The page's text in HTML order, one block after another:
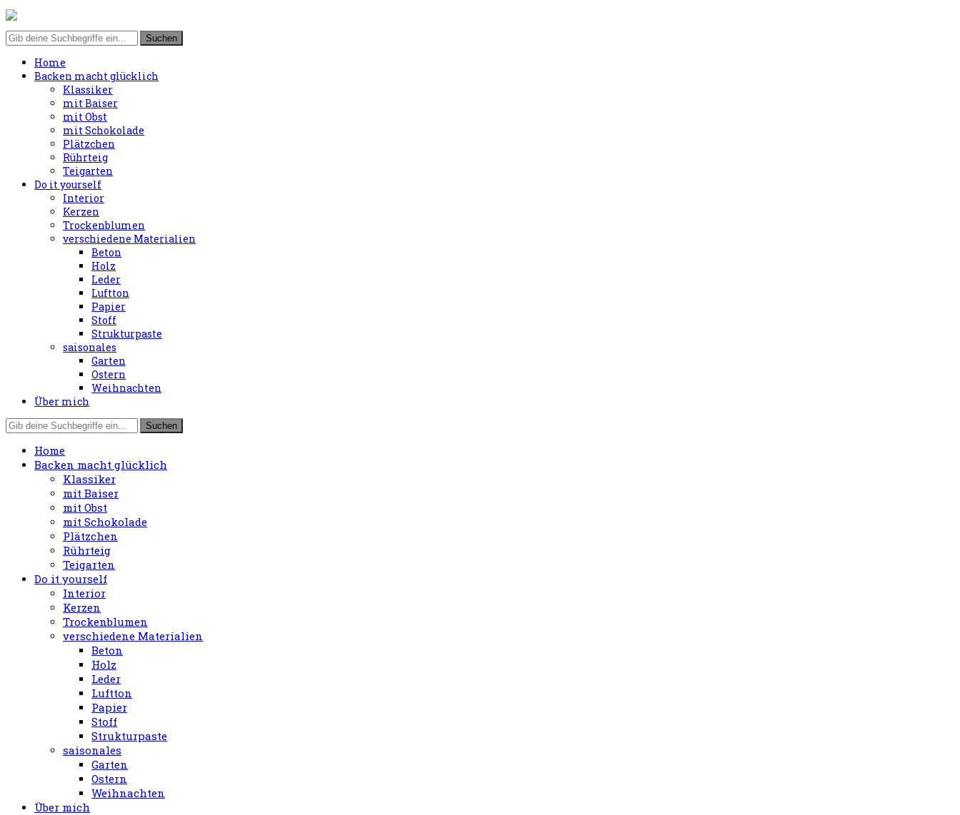
Home
Backen macht glücklich
Klassiker
mit Baiser
mit Obst
mit Schokolade
Plätzchen
Rührteig
Teigarten
Do it yourself
Interior
Kerzen
Trockenblumen
verschiedene Materialien
Beton
Holz
Leder
Luftton
Papier
Stoff
Strukturpaste
saisonales
Garten
Ostern
Weihnachten
Über mich
Home
Backen macht glücklich
Klassiker
mit Baiser
mit Obst
mit Schokolade
Plätzchen
Rührteig
Teigarten
Do it yourself
Interior
Kerzen
Trockenblumen
verschiedene Materialien
Beton
Holz
Leder
Luftton
Papier
Stoff
Strukturpaste
saisonales
Garten
Ostern
Weihnachten
Über mich